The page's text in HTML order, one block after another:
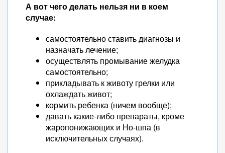
А вот чего делать нельзя ни в коем
случае:
самостоятельно ставить диагнозы и
назначать лечение;
осуществлять промывание желудка
самостоятельно;
прикладывать к животу грелки или
охлаждать живот;
кормить ребенка (ничем вообще);
давать какие-либо препараты, кроме
жаропонижающих и Но-шпа (в
исключительных случаях).